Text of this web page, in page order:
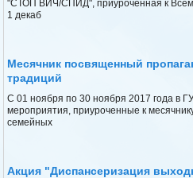
"СТОП ВИЧ/СПИД", приуроченная к
1 декаб
Месячник посвященный
традиций
С 01 ноября по 30 ноября 2017 года в
мероприятия, приуроченные к
семейных
Акция "Диспансеризация